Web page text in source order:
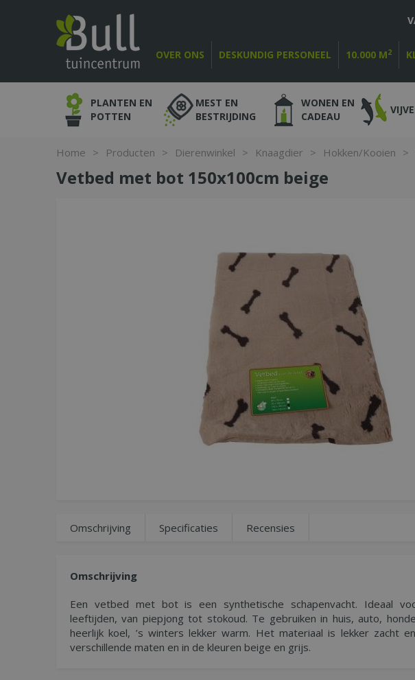
Home > Producten > Dierenwinkel > Knaagdier > Hokken/Kooien >
OVER ONS DESKUNDIG PERSONEEL 10.000 M2
PLANTEN EN
POTTEN
MEST EN
BESTRIJDING
WONEN EN
CADEAU
Vetbed met bot 150x100cm beige
Omschrijving Specificaties Recensies
Omschrijving
Een vetbed met bot is een synthetische schapenvacht. Ideaal
leeftijden, van piepjong tot stokoud. Te gebruiken in huis, auto,
heerlijk koel, ’s winters lekker warm. Het materiaal is lekker zacht
verschillende maten en in de kleuren beige en grijs.